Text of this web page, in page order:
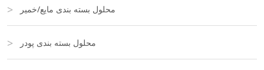
محلول بسته بندی مایع/خمیر
محلول بسته بندی پودر